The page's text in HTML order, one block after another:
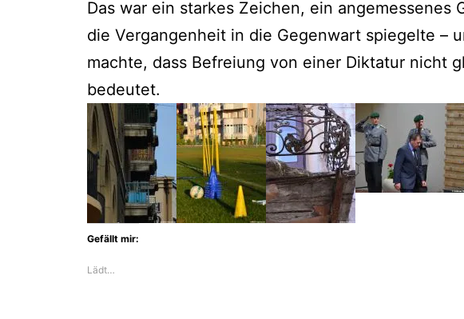
Das war ein starkes Zeichen, ein angemessenes
die Vergangenheit in die Gegenwart spiegelte –
machte, dass Befreiung von einer Diktatur nicht
bedeutet.
Gefällt mir:
Lädt…